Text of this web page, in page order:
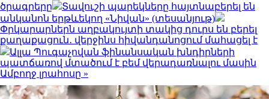
ծրագրերը
Տավուշի պարեկները հայտնաբերել են
անկանոն երթևեկող «Նիվան» (տեսանյութ)
Փրկարարներն աղբակույտի տակից դուրս են բերել
քաղաքացուն․ վերջինս հիվանդանոցում մահացել է
Ալլա Պուգաչովան ֆինանսական խնդիրների
պատճառով մտածում է բեմ վերադառնալու մասին
Ամբողջ լրահոսը »